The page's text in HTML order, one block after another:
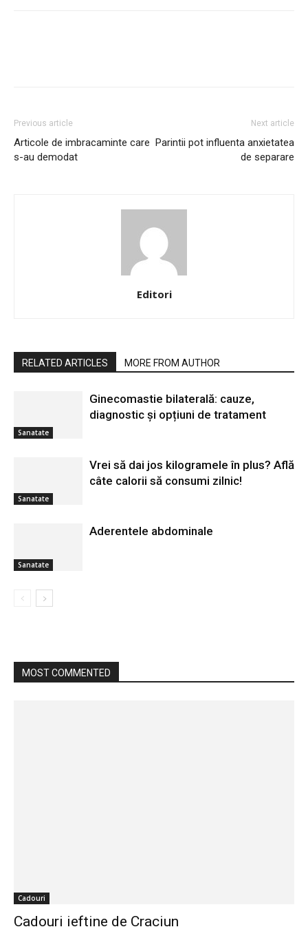
Previous article
Articole de imbracaminte care
s-au demodat
Next article
Parintii pot influenta anxietatea
de separare
Editori
RELATED ARTICLES MORE FROM AUTHOR
Sanatate
Ginecomastie bilaterală: cauze,
diagnostic și opțiuni de tratament
Sanatate
Vrei să dai jos kilogramele în plus? Află
câte calorii să consumi zilnic!
Sanatate
Aderentele abdominale
MOST COMMENTED
Cadouri
Cadouri ieftine de Craciun